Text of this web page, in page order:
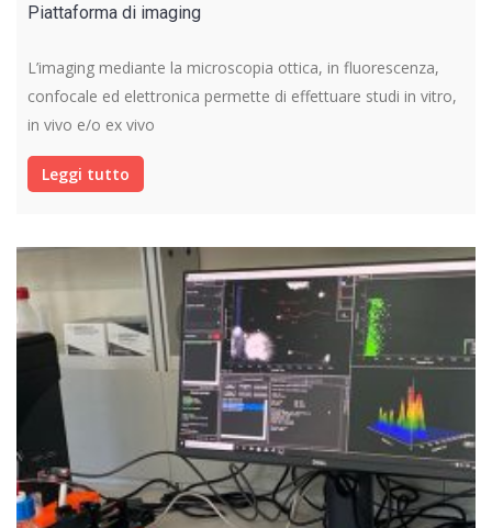
Piattaforma di imaging
L’imaging mediante la microscopia ottica, in fluorescenza,
confocale ed elettronica permette di effettuare studi in vitro,
in vivo e/o ex vivo
Leggi tutto